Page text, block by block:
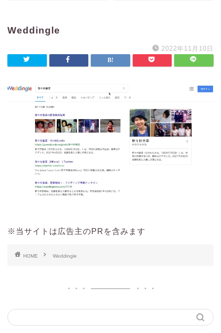
Weddingle
2022年11月10日
※当サイトは広告主のPRを含みます
HOME Weddingle